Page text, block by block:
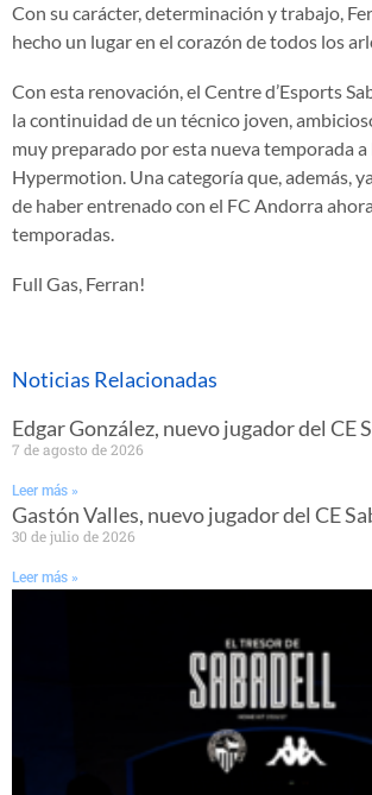
Con su carácter, determinación y trabajo,
hecho un lugar en el corazón de todos los
Con esta renovación, el Centre d’Esports
la continuidad de un técnico joven,
muy preparado por esta nueva temporada a
Hypermotion. Una categoría que, además,
de haber entrenado con el FC Andorra
temporadas.
Full Gas, Ferran!
Noticias Relacionadas
Edgar González, nuevo jugador del CE
7 de agosto de 2026
Leer más »
Gastón Valles, nuevo jugador del CE
30 de julio de 2026
Leer más »